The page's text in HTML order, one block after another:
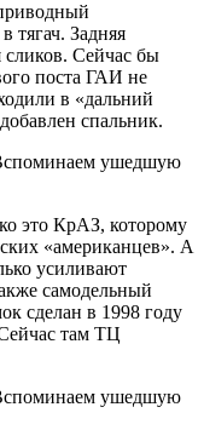
тягач. Задняя
сликов. Сейчас бы
поста ГАИ не
в «дальний
спальник.
это КрАЗ, которому
«американцев». А
усиливают
самодельный
сделан в 1998 году
там ТЦ